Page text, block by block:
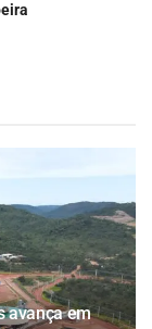
avança em